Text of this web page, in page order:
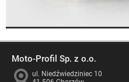
Moto-Profil Sp. z o.o.
ul. Niedźwiedziniec 10